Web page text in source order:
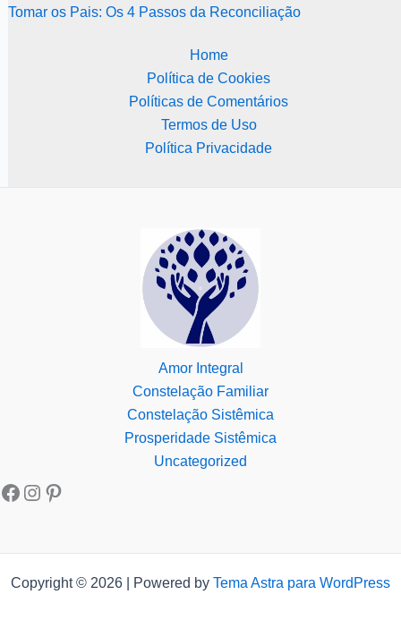
Tomar os Pais: Os 4 Passos da Reconciliação
Home
Política de Cookies
Políticas de Comentários
Termos de Uso
Política Privacidade
Amor Integral
Constelação Familiar
Constelação Sistêmica
Prosperidade Sistêmica
Uncategorized
Copyright © 2026 | Powered by Tema Astra para WordPress